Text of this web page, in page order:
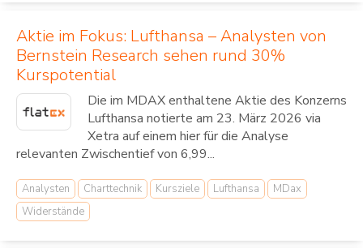
Aktie im Fokus: Lufthansa – Analysten von
Bernstein Research sehen rund 30%
Kurspotential
Die im MDAX enthaltene Aktie des Konzerns
Lufthansa notierte am 23. März 2026 via
Xetra auf einem hier für die Analyse
relevanten Zwischentief von 6,99...
Analysten Charttechnik Kursziele Lufthansa
MDax
Widerstände